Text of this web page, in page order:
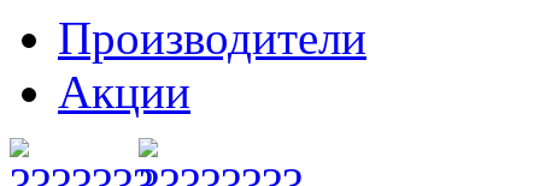
Производители
Акции